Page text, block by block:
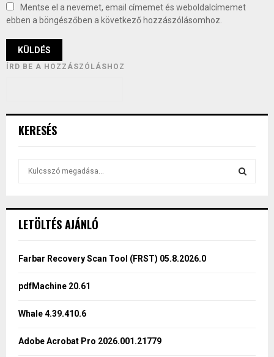
Mentse el a nevemet, email címemet és weboldalcímemet
ebben a böngészőben a következő hozzászólásomhoz.
ÍRD BE A HOZZÁSZÓLÁSHOZ
KERESÉS
h
o
LETÖLTÉS AJÁNLÓ
Farbar Recovery Scan Tool (FRST) 05.8.2026.0
pdfMachine 20.61
Whale 4.39.410.6
Adobe Acrobat Pro 2026.001.21779